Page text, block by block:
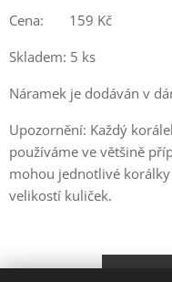
Cena: 159 Kč
Skladem: 5 ks
Náramek je dodáván v
Upozornění: Každý
používáme ve většině
mohou jednotlivé
velikostí kuliček.